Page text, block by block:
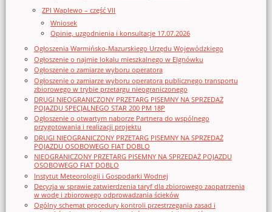
ZPI Waplewo – część VII
Wniosek
Opinie, uzgodnienia i konsultacje 17.07.2026
Ogłoszenia Warmińsko-Mazurskiego Urzędu Wojewódzkiego
Ogłoszenie o najmie lokalu mieszkalnego w Elgnówku
Ogłoszenie o zamiarze wyboru operatora
Ogłoszenie o zamiarze wyboru operatora publicznego transportu
zbiorowego w trybie przetargu nieograniczonego
DRUGI NIEOGRANICZONY PRZETARG PISEMNY NA SPRZEDAŻ
POJAZDU SPECJALNEGO STAR 200 PM 18P
Ogłoszenie o otwartym naborze Partnera do wspólnego
przygotowania i realizacji projektu
DRUGI NIEOGRANICZONY PRZETARG PISEMNY NA SPRZEDAŻ
POJAZDU OSOBOWEGO FIAT DOBLO
NIEOGRANICZONY PRZETARG PISEMNY NA SPRZEDAŻ POJAZDU
OSOBOWEGO FIAT DOBLO
Instytut Meteorologii i Gospodarki Wodnej
Decyzja w sprawie zatwierdzenia taryf dla zbiorowego zaopatrzenia
w wodę i zbiorowego odprowadzania ścieków
Ogólny schemat procedury kontroli przestrzegania zasad i